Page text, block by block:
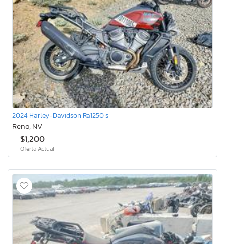
2024 Harley-Davidson Ra1250 s
Reno, NV
$1,200
Oferta Actual